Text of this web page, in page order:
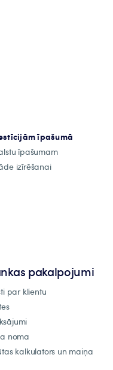
īpašumā
īpašumam
izīrēšanai
pakalpojumi
par klientu
noma
kalkulators un maiņa